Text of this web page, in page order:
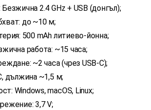
2.4 GHz + USB (донгъл);
до ~10 м;
500 mAh литиево-йонна;
работа: ~15 часа;
~2 часа (чрез USB-C);
дължина ~1,5 м;
Windows, macOS, Linux;
3,7 V;